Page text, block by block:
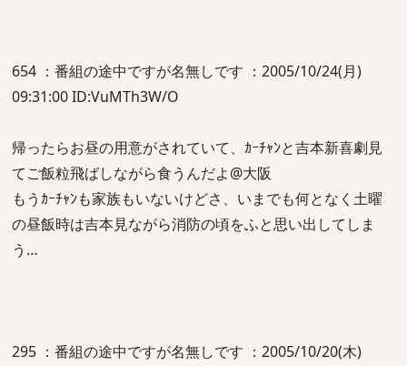
654 ：番組の途中ですが名無しです ：2005/10/24(月)
09:31:00 ID:VuMTh3W/O
帰ったらお昼の用意がされていて、ｶｰﾁｬﾝと吉本新喜劇見
てご飯粒飛ばしながら食うんだよ@大阪
もうｶｰﾁｬﾝも家族もいないけどさ、いまでも何となく土曜
の昼飯時は吉本見ながら消防の頃をふと思い出してしま
う…
295 ：番組の途中ですが名無しです ：2005/10/20(木)